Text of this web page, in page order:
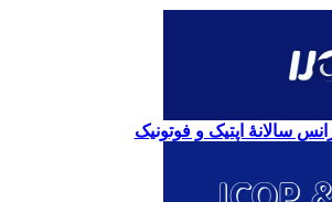
سالانۀ اپتیک و فوتونیک